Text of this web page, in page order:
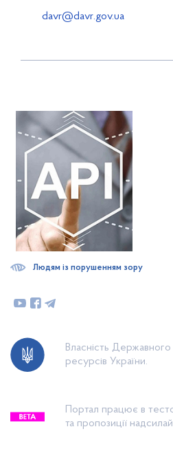
davr@davr.gov.ua
Власність
ресурсів України.
Портал працює в
та пропозиції
Людям із порушенням зору